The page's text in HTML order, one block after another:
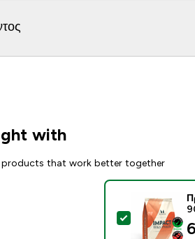
with
that work better together
Select this